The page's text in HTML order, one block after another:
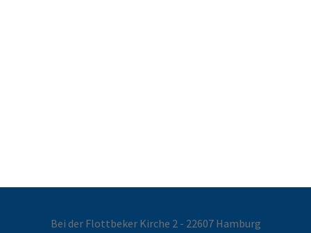
Bei der Flottbeker Kirche 2 - 22607 Hamburg